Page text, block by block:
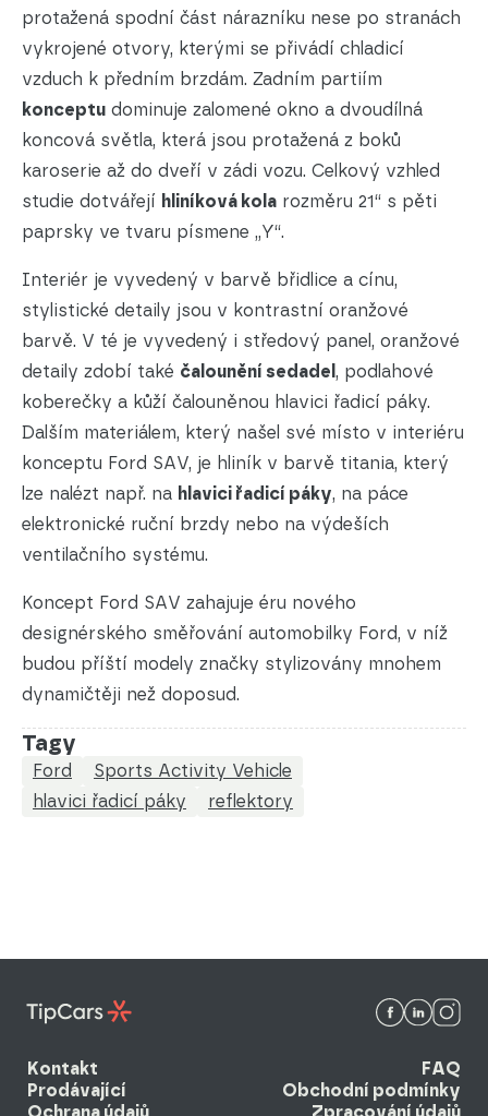
protažená spodní část nárazníku nese po stranách
vykrojené otvory, kterými se přivádí chladicí
vzduch k předním brzdám. Zadním partiím
konceptu dominuje zalomené okno a dvoudílná
koncová světla, která jsou protažená z boků
karoserie až do dveří v zádi vozu. Celkový vzhled
studie dotvářejí hliníková kola rozměru 21“ s pěti
paprsky ve tvaru písmene „Y“.
Interiér je vyvedený v barvě břidlice a cínu,
stylistické detaily jsou v kontrastní oranžové
barvě. V té je vyvedený i středový panel, oranžové
detaily zdobí také čalounění sedadel , podlahové
koberečky a kůží čalouněnou hlavici řadicí páky.
Dalším materiálem, který našel své místo v interiéru
konceptu Ford SAV, je hliník v barvě titania, který
lze nalézt např. na hlavici řadicí páky, na páce
elektronické ruční brzdy nebo na výdeších
ventilačního systému.
Koncept Ford SAV zahajuje éru nového
designérského směřování automobilky Ford, v níž
budou příští modely značky stylizovány mnohem
dynamičtěji než doposud.
Tagy
Ford
Sports Activity Vehicle
hlavici řadicí páky
reflektory
Kontakt
FAQ
Prodávající
Obchodní podmínky